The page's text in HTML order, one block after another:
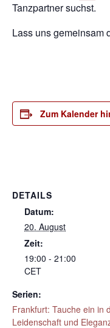
Tanzpartner suchst.
Lass uns gemeinsam
Zum Kalender
DETAILS
Datum:
20. August
Zeit:
19:00 - 21:00
CET
Serien:
Frankfurt: Tauche ein in
Leidenschaft und